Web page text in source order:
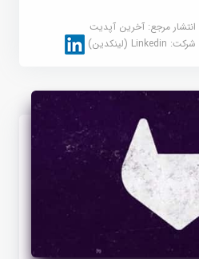
انتشار مرجع:آخرین آپدیت
شرکت:Linkedin (لینکدین)